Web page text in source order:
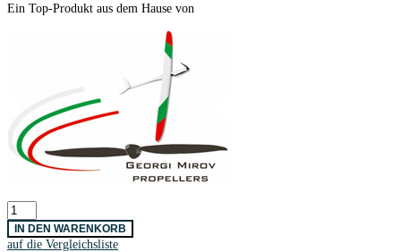
Ein Top-Produkt aus dem Hause von
GM
Prop
Scale
IN DEN WARENKORB
auf die Vergleichsliste